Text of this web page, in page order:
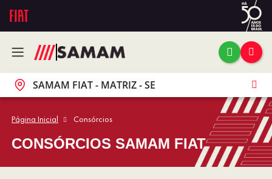
SAMAM FIAT - MATRIZ - SE
Página Inicial Consórcios
CONSÓRCIOS SAMAM FIAT